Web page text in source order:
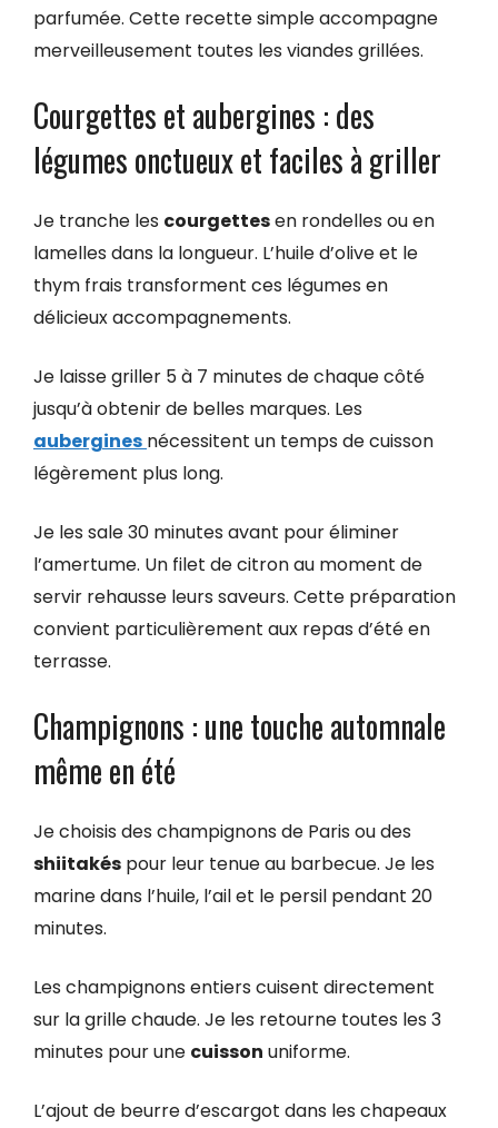
parfumée. Cette recette simple accompagne
merveilleusement toutes les viandes grillées.
Courgettes et aubergines : des
légumes onctueux et faciles à griller
Je tranche les courgettesen rondelles ou en
lamelles dans la longueur. L’huile d’olive et le
thym frais transforment ces légumes en
délicieux accompagnements.
Je laisse griller 5 à 7 minutes de chaque côté
jusqu’à obtenir de belles marques. Les
aubergines nécessitent un temps de cuisson
légèrement plus long.
Je les sale 30 minutes avant pour éliminer
l’amertume. Un filet de citron au moment de
servir rehausse leurs saveurs. Cette préparation
convient particulièrement aux repas d’été en
terrasse.
Champignons : une touche automnale
même en été
Je choisis des champignons de Paris ou des
shiitakés pour leur tenue au barbecue. Je les
marine dans l’huile, l’ail et le persil pendant 20
minutes.
Les champignons entiers cuisent directement
sur la grille chaude. Je les retourne toutes les 3
minutes pour une cuisson uniforme.
L’ajout de beurre d’escargot dans les chapeaux